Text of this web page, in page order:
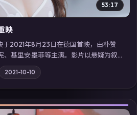
53:17
映
2021年8月23日在德国首映，由朴赞
、基里安·墨菲等主演。影片以悬疑为叙
界在实验事故后逐渐模糊；摄影与配乐
过「国产免费观看高清电视剧在线
佳作，畅享高清在线追剧体验。
2021-10-10